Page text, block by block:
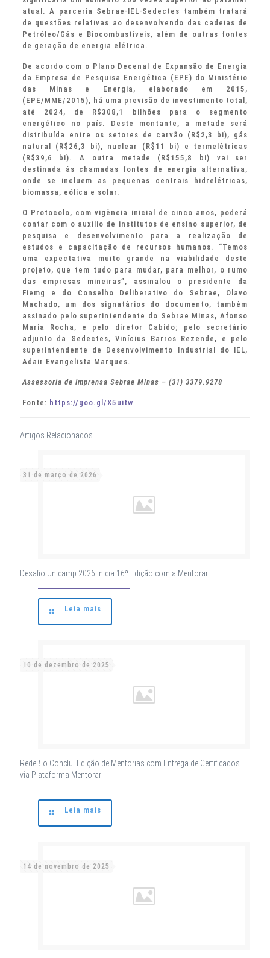
atual. A parceria Sebrae-IEL-Sedectes também tratará
de questões relativas ao desenvolvendo das cadeias de
Petróleo/Gás e Biocombustíveis, além de outras fontes
de geração de energia elétrica.
De acordo com o Plano Decenal de Expansão de Energia
da Empresa de Pesquisa Energética (EPE) do Ministério
das Minas e Energia, elaborado em 2015,
(EPE/MME/2015), há uma previsão de investimento total,
até 2024, de R$308,1 bilhões para o segmento
energético no país. Deste montante, a metade será
distribuída entre os setores de carvão (R$2,3 bi), gás
natural (R$26,3 bi), nuclear (R$11 bi) e termelétricas
(R$39,6 bi). A outra metade (R$155,8 bi) vai ser
destinada às chamadas fontes de energia alternativa,
onde se incluem as pequenas centrais hidrelétricas,
biomassa, eólica e solar.
O Protocolo, com vigência inicial de cinco anos, poderá
contar com o auxílio de institutos de ensino superior, de
pesquisa e desenvolvimento para a realização de
estudos e capacitação de recursos humanos. “Temos
uma expectativa muito grande na viabilidade deste
projeto, que tem tudo para mudar, para melhor, o rumo
das empresas mineiras”, assinalou o presidente da
Fiemg e do Conselho Deliberativo do Sebrae, Olavo
Machado, um dos signatários do documento, também
assinado pelo superintendente do Sebrae Minas, Afonso
Maria Rocha, e pelo diretor Cabido; pelo secretário
adjunto da Sedectes, Vinícius Barros Rezende, e pelo
superintendente de Desenvolvimento Industrial do IEL,
Adair Evangelista Marques.
Assessoria de Imprensa Sebrae Minas – (31) 3379.9278
Fonte: https://goo.gl/X5uitw
Artigos Relacionados
31 de março de 2026
Desafio Unicamp 2026 Inicia 16ª Edição com a Mentorar
Leia mais
10 de dezembro de 2025
RedeBio Conclui Edição de Mentorias com Entrega de Certificados
via Plataforma Mentorar
Leia mais
14 de novembro de 2025